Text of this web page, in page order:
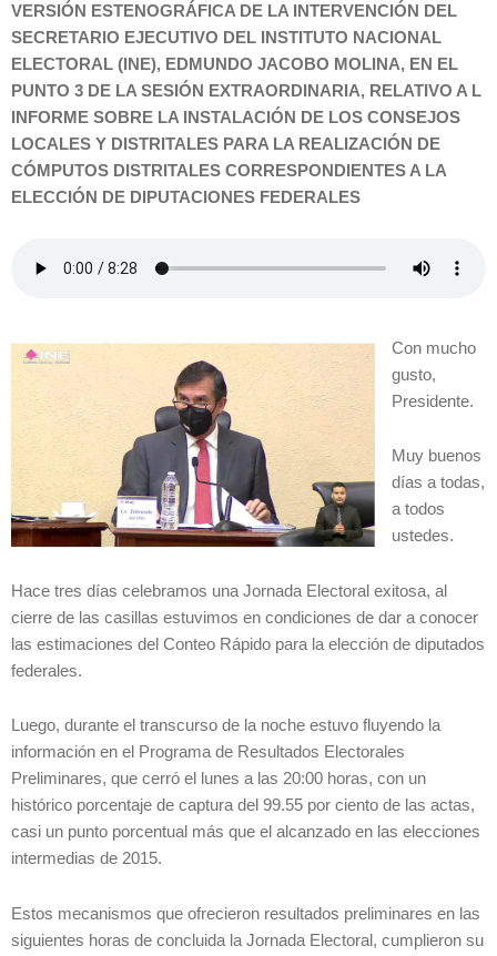
VERSIÓN ESTENOGRÁFICA DE LA INTERVENCIÓN DEL
SECRETARIO EJECUTIVO DEL INSTITUTO NACIONAL
ELECTORAL (INE), EDMUNDO JACOBO MOLINA, EN EL
PUNTO 3 DE LA SESIÓN EXTRAORDINARIA, RELATIVO A L
INFORME SOBRE LA INSTALACIÓN DE LOS CONSEJOS
LOCALES Y DISTRITALES PARA LA REALIZACIÓN DE
CÓMPUTOS DISTRITALES CORRESPONDIENTES A LA
ELECCIÓN DE DIPUTACIONES FEDERALES
Con mucho
gusto,
Presidente.
Muy buenos
días a todas,
a todos
ustedes.
Hace tres días celebramos una Jornada Electoral exitosa, al
cierre de las casillas estuvimos en condiciones de dar a conocer
las estimaciones del Conteo Rápido para la elección de diputados
federales.
Luego, durante el transcurso de la noche estuvo fluyendo la
información en el Programa de Resultados Electorales
Preliminares, que cerró el lunes a las 20:00 horas, con un
histórico porcentaje de captura del 99.55 por ciento de las actas,
casi un punto porcentual más que el alcanzado en las elecciones
intermedias de 2015.
Estos mecanismos que ofrecieron resultados preliminares en las
siguientes horas de concluida la Jornada Electoral, cumplieron su